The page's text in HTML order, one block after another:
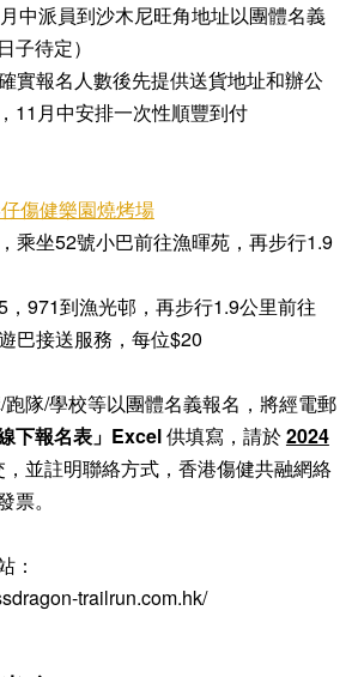
中派員到沙木尼旺角地址以團體名義
子待定）
實報名人數後先提供送貨地址和辦公
11月中安排一次性順豐到付
傷健樂園燒烤場
乘坐52號小巴前往漁暉苑，再步行1.9
，971到漁光邨，再步行1.9公里前往
巴接送服務，每位$20
隊/學校等以團體名義報名，將經電郵
下報名表」Excel供填寫，請於2024
，並註明聯絡方式，香港傷健共融網絡
。
：
trailrun.com.hk/